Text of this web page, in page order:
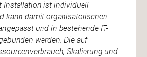
Installation ist individuell
kann damit organisatorischen
und in bestehende IT-
werden. Die auf
Skalierung und